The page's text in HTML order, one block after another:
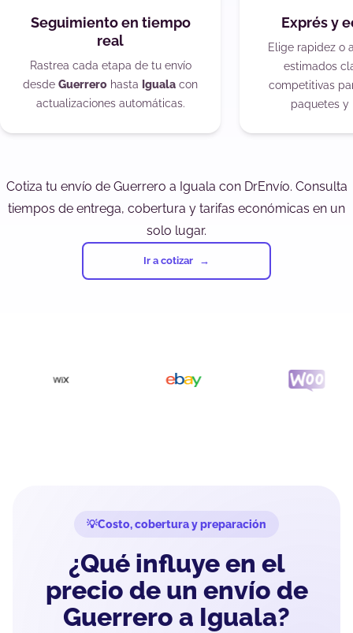
Seguimiento en tiempo
real
Rastrea cada etapa de tu envío
desde Guerrero hasta Iguala con
actualizaciones automáticas.
Exprés y
Elige rapidez o
estimados
competitivas
paquetes y
Cotiza tu envío de Guerrero a Iguala con DrEnvío. Consulta
tiempos de entrega, cobertura y tarifas económicas en un
solo lugar.
Ir a cotizar
Costo, cobertura y preparación
¿Qué influye en el
precio de un envío de
Guerrero a Iguala?